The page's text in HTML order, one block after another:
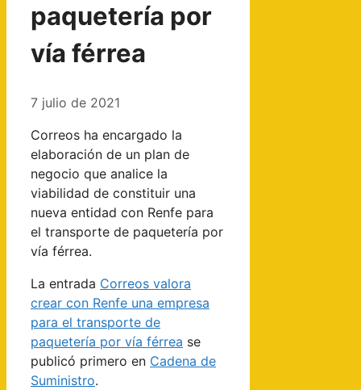
paquetería por
vía férrea
7 julio de 2021
Correos ha encargado la
elaboración de un plan de
negocio que analice la
viabilidad de constituir una
nueva entidad con Renfe para
el transporte de paquetería por
vía férrea.
La entrada Correos valora
crear con Renfe una empresa
para el transporte de
paquetería por vía férrea se
publicó primero en Cadena de
Suministro.